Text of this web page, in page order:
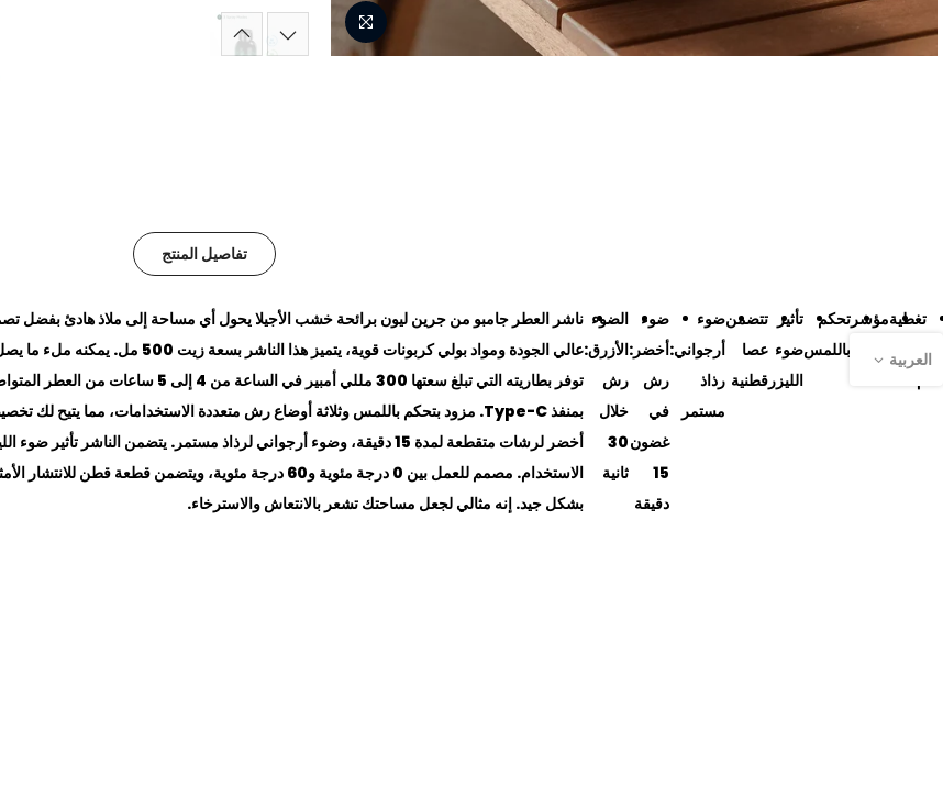
تفاصيل المنتج
تغطية
30
م²
مؤشرتحكم
باللمس
تأثير
ضوء
الليزر
تتضمن
عصا
قطنية
ضوء
أرجواني:
رذاذ
مستمر
ضوء
أخضر:
رش
في
غضون
15
دقيقة
الضوء
الأزرق:
رش
خلال
30
ثانية
ناشر العطر جامبو من جرين ليون برائحة خشب الأجيلا يحول أي مساحة إلى ملاذ هادئ بفضل
توفر بطاريته التي تبلغ سعتها 300 مللي
الاستخدام. مصمم للعمل بين 0 درجة مئوية و60 درجة مئوية، ويتضمن
بشكل جيد. إنه مثالي لجعل مساحتك تشعر بالانتعاش والاسترخاء.
العربية